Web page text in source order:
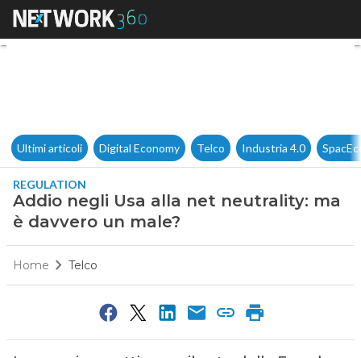
Addio negli Usa alla net
Ultimi articoli Digital Economy Telco Industria 4.0
REGULATION
Addio negli Usa alla net neutrality: ma
è davvero un male?
Home Telco